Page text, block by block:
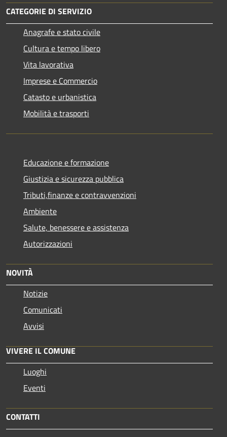
CATEGORIE DI SERVIZIO
Anagrafe e stato civile
Cultura e tempo libero
Vita lavorativa
Imprese e Commercio
Catasto e urbanistica
Mobilità e trasporti
Educazione e formazione
Giustizia e sicurezza pubblica
Tributi,finanze e contravvenzioni
Ambiente
Salute, benessere e assistenza
Autorizzazioni
NOVITÀ
Notizie
Comunicati
Avvisi
VIVERE IL COMUNE
Luoghi
Eventi
CONTATTI